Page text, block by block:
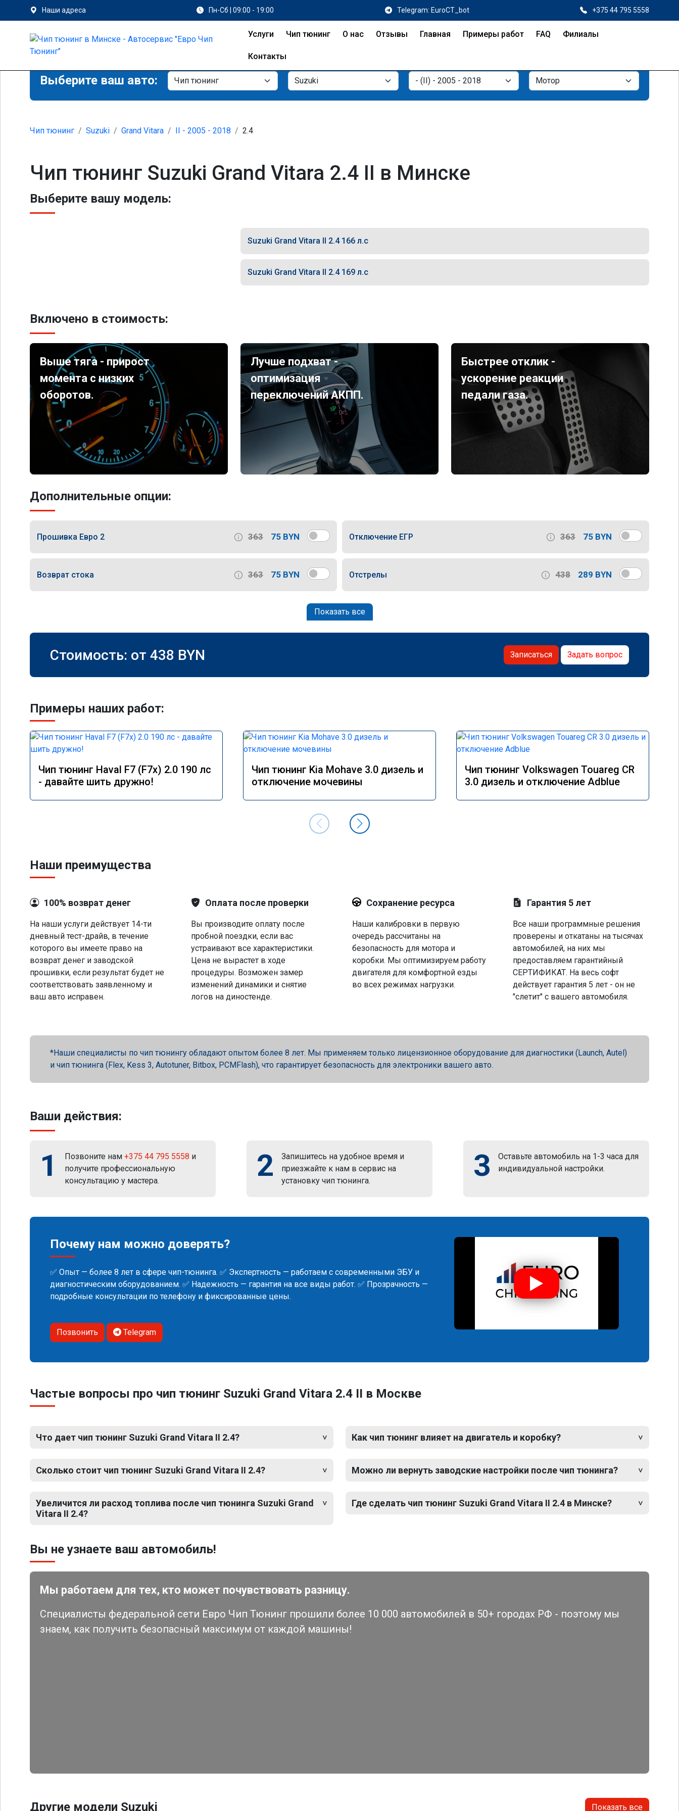
Наши адреса Пн-Сб | 09:00 - 19:00 Telegram: EuroCT_bot +375 44 795 5558
Услуги Чип тюнинг О нас Отзывы Главная Примеры работ FAQ Филиалы
Контакты
Выберите ваш авто:
Чип тюнинг Suzuki Grand Vitara II - 2005 - 2018 2.4
Чип тюнинг Suzuki Grand Vitara 2.4 II в Минске
Выберите вашу модель:
Suzuki Grand Vitara II 2.4 166 л.с
Suzuki Grand Vitara II 2.4 169 л.с
Включено в стоимость:
Выше тяга - прирост
момента с низких
оборотов.
Лучше подхват -
оптимизация
переключений АКПП.
Быстрее отклик -
ускорение реакции
педали газа.
Дополнительные опции:
Прошивка Евро 2 363 75 BYN Отключение ЕГР 363 75 BYN
Возврат стока 363 75 BYN Отстрелы 438 289 BYN
Показать все
Стоимость: от 438 BYN Записаться Задать вопрос
Примеры наших работ:
Чип тюнинг Haval F7 (F7x) 2.0 190 лс
- давайте шить дружно!
Чип тюнинг Kia Mohave 3.0 дизель и
отключение мочевины
Чип тюнинг Volkswagen Touareg CR
3.0 дизель и отключение Adblue
Наши преимущества
100% возврат денег
На наши услуги действует 14-ти
дневный тест-драйв, в течение
которого вы имеете право на
возврат денег и заводской
прошивки, если результат будет не
соответствовать заявленному и
ваш авто исправен.
Оплата после проверки
Вы производите оплату после
пробной поездки, если вас
устраивают все характеристики.
Цена не вырастет в ходе
процедуры. Возможен замер
изменений динамики и снятие
логов на диностенде.
Сохранение ресурса
Наши калибровки в первую
очередь рассчитаны на
безопасность для мотора и
коробки. Мы оптимизируем работу
двигателя для комфортной езды
во всех режимах нагрузки.
Гарантия 5 лет
Все наши программные решения
проверены и откатаны на тысячах
автомобилей, на них мы
предоставляем гарантийный
СЕРТИФИКАТ. На весь софт
действует гарантия 5 лет - он не
"слетит" с вашего автомобиля.
Наши специалисты по чип тюнингу обладают опытом более 8 лет. Мы применяем только лицензионное оборудование для диагностики (Launch, Autel)
и чип тюнинга (Flex, Kess 3, Autotuner, Bitbox, PCMFlash), что гарантирует безопасность для электроники вашего авто.
Ваши действия:
1 Позвоните нам +375 44 795 5558 и
получите профессиональную
консультацию у мастера.
2
Запишитесь на удобное время и
приезжайте к нам в сервис на
установку чип тюнинга.
3
Оставьте автомобиль на 1-3 часа для
индивидуальной настройки.
Почему нам можно доверять?
✅ Опыт — более 8 лет в сфере чип-тюнинга. ✅ Экспертность — работаем с современными ЭБУ и
диагностическим оборудованием. ✅ Надежность — гарантия на все виды работ. ✅ Прозрачность —
подробные консультации по телефону и фиксированные цены.
Позвонить Telegram
Частые вопросы про чип тюнинг Suzuki Grand Vitara 2.4 II в Москве
Что дает чип тюнинг Suzuki Grand Vitara II 2.4?
Сколько стоит чип тюнинг Suzuki Grand Vitara II 2.4?
Увеличится ли расход топлива после чип тюнинга Suzuki Grand
Vitara II 2.4?
Как чип тюнинг влияет на двигатель и коробку?
Можно ли вернуть заводские настройки после чип тюнинга?
Где сделать чип тюнинг Suzuki Grand Vitara II 2.4 в Минске?
Вы не узнаете ваш автомобиль!
Мы работаем для тех, кто может почувствовать разницу.
Специалисты федеральной сети Евро Чип Тюнинг прошили более 10 000 автомобилей в 50+ городах РФ - поэтому мы
знаем, как получить безопасный максимум от каждой машины!
Другие модели Suzuki Показать все